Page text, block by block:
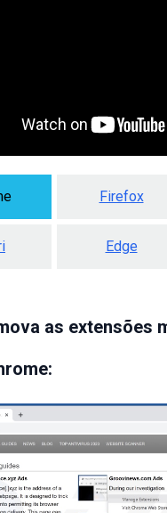
Firefox
Edge
as extensões